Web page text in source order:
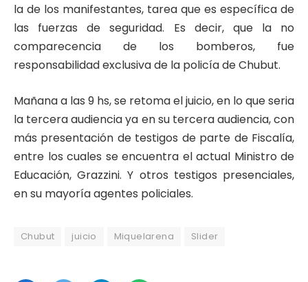
la de los manifestantes, tarea que es específica de
las fuerzas de seguridad. Es decir, que la no
comparecencia de los bomberos, fue
responsabilidad exclusiva de la policía de Chubut.
Mañana a las 9 hs, se retoma el juicio, en lo que seria
la tercera audiencia ya en su tercera audiencia, con
más presentación de testigos de parte de Fiscalía,
entre los cuales se encuentra el actual Ministro de
Educación, Grazzini. Y otros testigos presenciales,
en su mayoría agentes policiales.
Chubut juicio Miquelarena Slider